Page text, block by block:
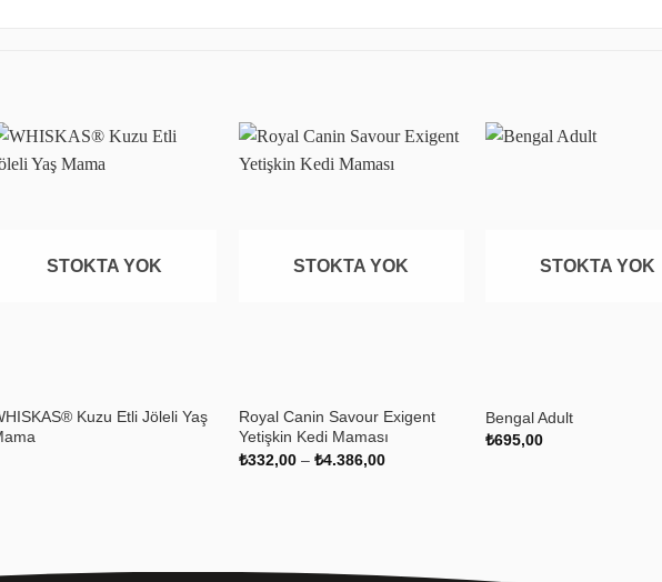
STOKTA YOK
Kuzu Etli Jöleli Yaş
STOKTA YOK
Royal Canin Savour Exigent
Yetişkin Kedi Maması
₺332,00 – ₺4.386,00Fiyat
STOKTA YOK
Bengal Adult
₺695,00